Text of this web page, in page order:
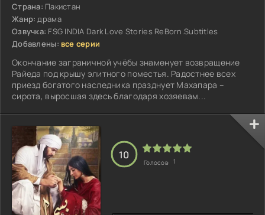
Страна: Пакистан
Жанр: драма
Озвучка: FSG INDIA Dark Love Stories ReBorn.Subtitles
Добавлены: все серии
Окончание заграничной учёбы знаменует возвращение
Райеда под крышу элитного поместья. Радостнее всех
приезд богатого наследника празднует Махапара –
сирота, выросшая здесь благодаря хозяевам...
10
Голосов: 1